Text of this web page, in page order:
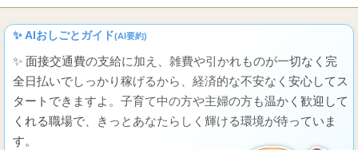
✨ AIおしごとガイド(AI要約)
✨ 面接交通費の支給に加え、雑費や引かれものが一切なく完
全日払いでしっかり稼げるから、経済的な不安なく安心してス
タートできますよ。子育て中の方や主婦の方も温かく歓迎して
くれる職場で、きっとあなたらしく輝ける環境が待っていま
す。